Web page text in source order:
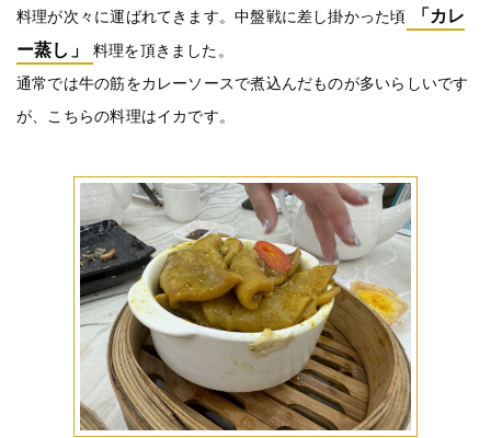
料理が次々に運ばれてきます。中盤戦に差し掛かった頃
「カレ
ー蒸し」
料理を頂きました。
通常では牛の筋をカレーソースで煮込んだものが多いらしいです
が、こちらの料理はイカです。